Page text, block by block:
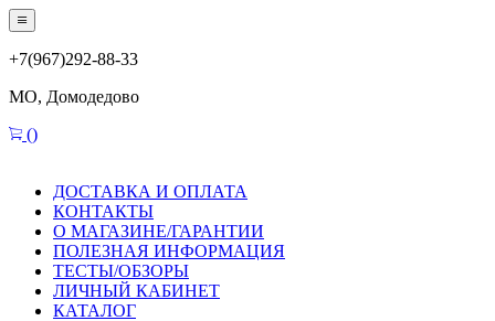
+7(967)292-88-33
МО, Домодедово
()
ДОСТАВКА И ОПЛАТА
КОНТАКТЫ
О МАГАЗИНЕ/ГАРАНТИИ
ПОЛЕЗНАЯ ИНФОРМАЦИЯ
ТЕСТЫ/ОБЗОРЫ
ЛИЧНЫЙ КАБИНЕТ
КАТАЛОГ